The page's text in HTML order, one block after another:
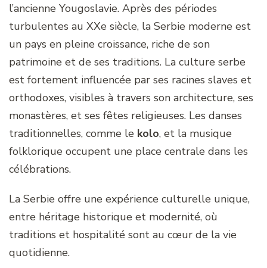
l’ancienne Yougoslavie. Après des périodes
turbulentes au XXe siècle, la Serbie moderne est
un pays en pleine croissance, riche de son
patrimoine et de ses traditions. La culture serbe
est fortement influencée par ses racines slaves et
orthodoxes, visibles à travers son architecture, ses
monastères, et ses fêtes religieuses. Les danses
traditionnelles, comme le kolo, et la musique
folklorique occupent une place centrale dans les
célébrations.
La Serbie offre une expérience culturelle unique,
entre héritage historique et modernité, où
traditions et hospitalité sont au cœur de la vie
quotidienne.